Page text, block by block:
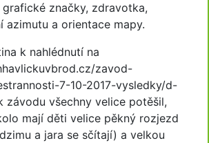
značky, zdravotka,
azimutu a orientace mapy.
k nahlédnutí na
zavod-
7-10-2017-vysledky/d-
závodu všechny velice potěšil,
mají děti velice pěkný rozjezd
a jara se sčítají) a velkou